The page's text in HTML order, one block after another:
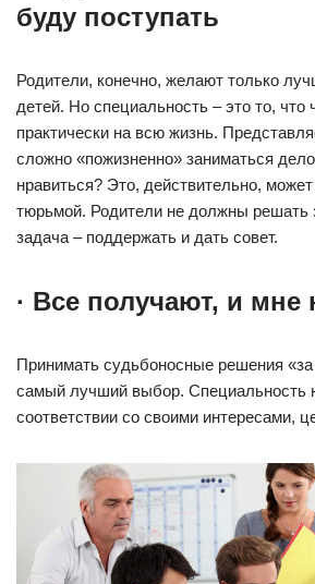
буду поступать
Родители, конечно, желают только
детей. Но специальность – это то, что
практически на всю жизнь.
сложно «пожизненно» заниматься
нравиться? Это, действительно,
тюрьмой. Родители не должны решать
задача – поддержать и дать совет.
· Все получают, и мне
Принимать судьбоносные решения
самый лучший выбор. Специальность
соответствии со своими интересами,